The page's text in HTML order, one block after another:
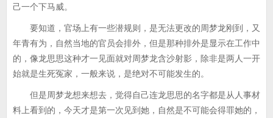
己一个下马威。
要知道，官场上有一些潜规则，是无法更改的周梦龙刚到，又
年青有为，自然当地的官员会排外，但是那种排外是显示在工作中
的，像龙思思这种才一见面就对周梦龙含沙射影，除非是两人一开
始就是生死冤家，一般来说，是绝对不可能发生的。
但是周梦龙想来想去，觉得自己连龙思思的名字都是从人事材
料上看到的，今天才是第一次见到她，自然是不可能会得罪她的，